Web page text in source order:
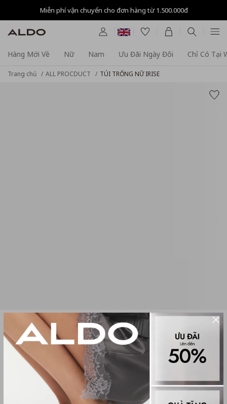
Miễn phí vận chuyển cho đơn hàng từ 1.500.000đ
Hàng Mới Về Nữ Nam Ưu Đãi Ngày Đôi Chỉ Có Tại
Trang chủ ALL PROCDUCT TÚI TRỐNG NỮ IRISE
TÚI TRỐNG NỮ IRISE
(0 đánh giá)
Women Top Handles